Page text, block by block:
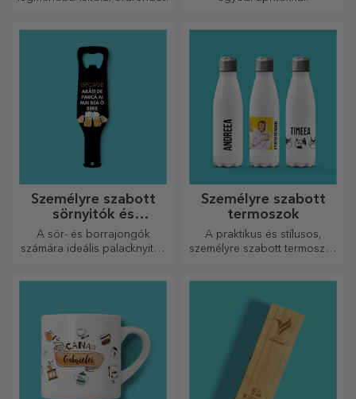
Személyre szabott
sörnyitók és
dugóhúzók
A sör- és borrajongók
számára ideális palacknyitók
Személyre szabott
termoszok
A praktikus és stílusos,
személyre szabott termoszok